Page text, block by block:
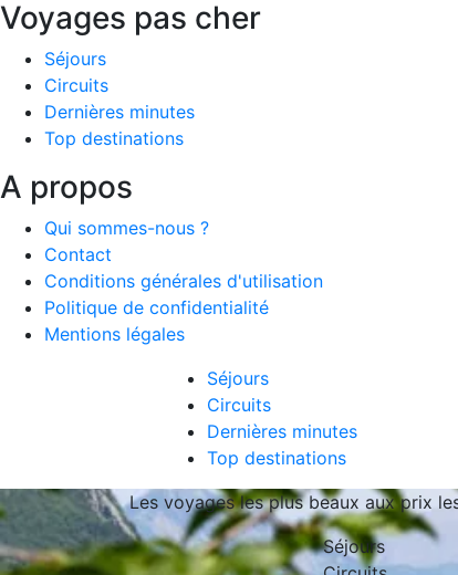
Voyages pas cher
Séjours
Circuits
Dernières minutes
Top destinations
A propos
Qui sommes-nous ?
Contact
Conditions générales d'utilisation
Politique de confidentialité
Mentions légales
Séjours
Circuits
Dernières minutes
Top destinations
Les voyages les plus beaux aux prix
Séjours